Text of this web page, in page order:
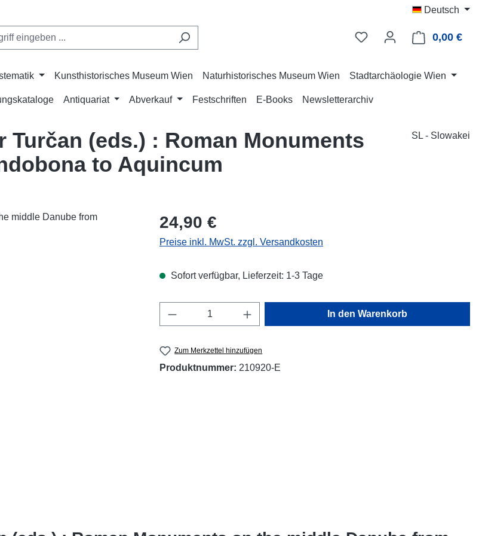
Deutsch
0,00 €
Kunsthistorisches Museum Wien Naturhistorisches Museum Wien Stadtarchäologie Wien
Antiquariat Abverkauf Festschriften E-Books Newsletterarchiv
(eds.) : Roman Monuments
to Aquincum
SL - Slowakei
Regulärer Preis:
24,90 €
Preise inkl. MwSt. zzgl. Versandkosten
Sofort verfügbar, Lieferzeit: 1-3 Tage
Produkt Anzahl: Gib den gewünschten Wert ein
In den Warenkorb
Zum Merkzettel hinzufügen
Produktnummer: 210920-E